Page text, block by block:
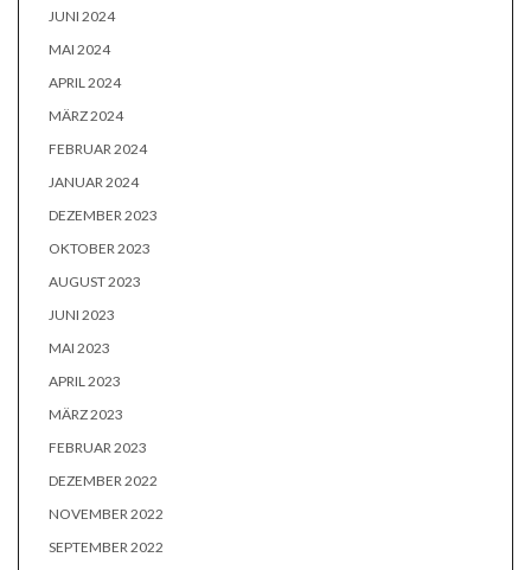
JUNI 2024
MAI 2024
APRIL 2024
MÄRZ 2024
FEBRUAR 2024
JANUAR 2024
DEZEMBER 2023
OKTOBER 2023
AUGUST 2023
JUNI 2023
MAI 2023
APRIL 2023
MÄRZ 2023
FEBRUAR 2023
DEZEMBER 2022
NOVEMBER 2022
SEPTEMBER 2022